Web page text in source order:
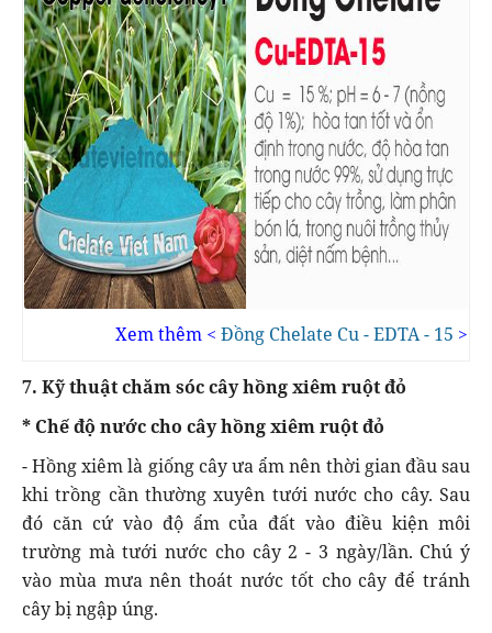
Xem thêm < Đồng Chelate Cu - EDTA - 15 >
7. Kỹ thuật chăm sóc cây hồng xiêm ruột đỏ
* Chế độ nước cho cây hồng xiêm ruột đỏ
- Hồng xiêm là giống cây ưa ẩm nên thời gian đầu sau
khi trồng cần thường xuyên tưới nước cho cây. Sau
đó căn cứ vào độ ẩm của đất vào điều kiện môi
trường mà tưới nước cho cây 2 - 3 ngày/lần. Chú ý
vào mùa mưa nên thoát nước tốt cho cây để tránh
cây bị ngập úng.